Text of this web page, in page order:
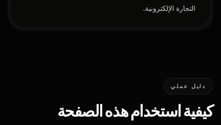
التجارة الإلكترونية.
دليل عملي
كيفية استخدام هذه الصفحة